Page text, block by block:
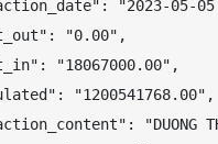
"2023-05-05
"0.00",
"18067000.00",
"1200541768.00",
"DUONG